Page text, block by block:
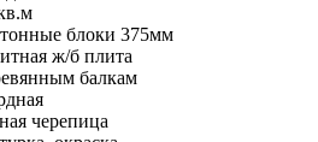
блоки 375мм
ж/б плита
балкам
черепица